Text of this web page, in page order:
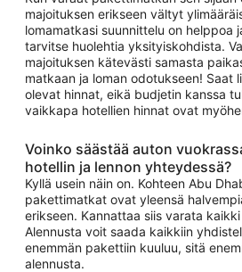
majoituksen erikseen vältyt
lomamatkasi suunnittelu on helppoa
tarvitse huolehtia yksityiskohdista.
majoituksen kätevästi samasta
matkaan ja loman odotukseen! Saat
olevat hinnat, eikä budjetin kanssa
vaikkapa hotellien hinnat ovat
Voinko säästää auton
hotellin ja lennon yhteydessä?
Kyllä usein näin on. Kohteen Abu
pakettimatkat ovat yleensä
erikseen. Kannattaa siis varata
Alennusta voit saada kaikkiin
enemmän pakettiin kuuluu, sitä
alennusta.